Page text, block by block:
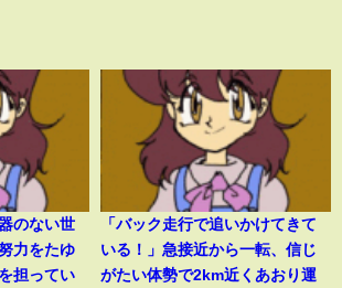
のない世
力をたゆ
担ってい
「バック走行で追いかけてきて
いる！」急接近から一転、信じ
がたい体勢で2km近くあおり運